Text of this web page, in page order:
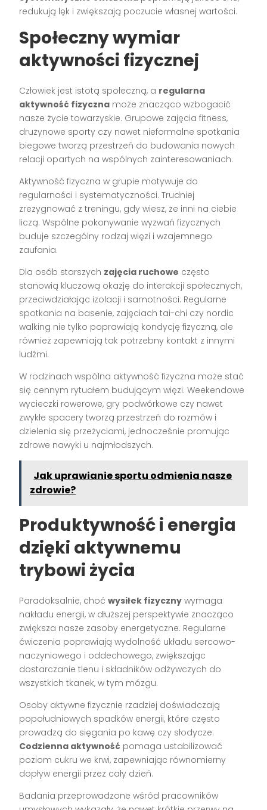
redukują lęk i zwiększają poczucie własnej wartości.
Społeczny wymiar
aktywności fizycznej
Człowiek jest istotą społeczną, a regularna
aktywność fizyczna może znacząco wzbogacić
nasze życie towarzyskie. Grupowe zajęcia fitness,
drużynowe sporty czy nawet nieformalne spotkania
biegowe tworzą przestrzeń do budowania nowych
relacji opartych na wspólnych zainteresowaniach.
Aktywność fizyczna w grupie motywuje do
regularności i systematyczności. Trudniej
zrezygnować z treningu, gdy wiesz, że inni na ciebie
liczą. Wspólne pokonywanie wyzwań fizycznych
buduje szczególny rodzaj więzi i wzajemnego
zaufania.
Dla osób starszych zajęcia ruchowe często
stanowią kluczową okazję do interakcji społecznych,
przeciwdziałając izolacji i samotności. Regularne
spotkania na basenie, zajęciach tai-chi czy nordic
walking nie tylko poprawiają kondycję fizyczną, ale
również zapewniają tak potrzebny kontakt z innymi
ludźmi.
W rodzinach wspólna aktywność fizyczna może stać
się cennym rytuałem budującym więzi. Weekendowe
wycieczki rowerowe, gry podwórkowe czy nawet
zwykłe spacery tworzą przestrzeń do rozmów i
dzielenia się przeżyciami, jednocześnie promując
zdrowe nawyki u najmłodszych.
Jak uprawianie sportu odmienia nasze
zdrowie?
Produktywność i energia
dzięki aktywnemu
trybowi życia
Paradoksalnie, choćwysiłek fizyczny wymaga
nakładu energii, w dłuższej perspektywie znacząco
zwiększa nasze zasoby energetyczne. Regularne
ćwiczenia poprawiają wydolność układu sercowo-
naczyniowego i oddechowego, zwiększając
dostarczanie tlenu i składników odżywczych do
wszystkich tkanek, w tym mózgu.
Osoby aktywne fizycznie rzadziej doświadczają
popołudniowych spadków energii, które często
prowadzą do sięgania po kawę czy słodycze.
Codzienna aktywność pomaga ustabilizować
poziom cukru we krwi, zapewniając równomierny
dopływ energii przez cały dzień.
Badania przeprowadzone wśród pracowników